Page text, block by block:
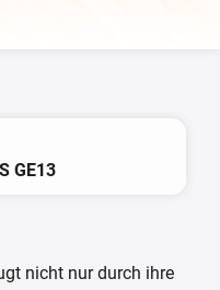
GE13
nicht nur durch ihre